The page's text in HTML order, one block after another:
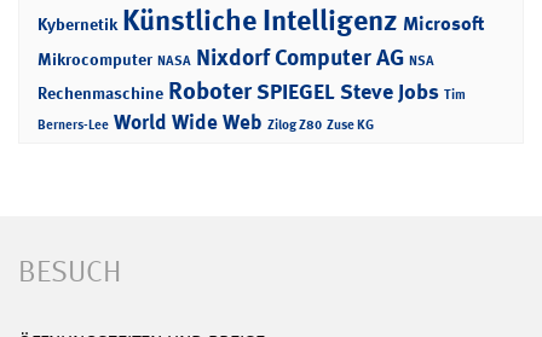
Kybernetik Künstliche Intelligenz Microsoft
Mikrocomputer NASA Nixdorf Computer AG NSA
Rechenmaschine RoboterSPIEGELSteve Jobs Tim
Berners-Lee World Wide Web Zilog Z80 Zuse KG
BESUCH